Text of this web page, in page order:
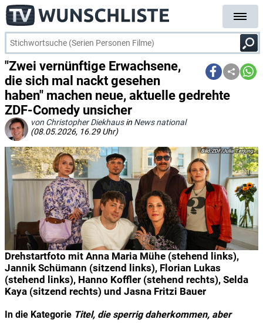
"Zwei vernünftige Erwachsene,
die sich mal nackt gesehen
haben" machen neue, aktuelle gedrehte
ZDF-Comedy unsicher
von Christopher Diekhausin News national
(08.05.2026, 16.29 Uhr)
Drehstartfoto mit Anna Maria Mühe (stehend links),
Jannik Schümann (sitzend links), Florian Lukas
(stehend links), Hanno Koffler (stehend rechts), Selda
Kaya (sitzend rechts) und Jasna Fritzi Bauer
ZDF/Julia Terjung
In die Kategorie Titel, die sperrig daherkommen, aber